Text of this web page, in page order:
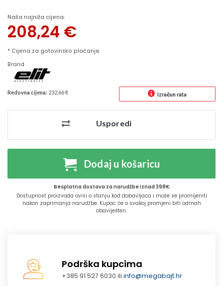
Naša najniža cijena:
208,24 €
* Cijena za gotovinsko plaćanje
Brand
Redovna cijena: 232.66 € Izračun rata
Usporedi
Dodaj u košaricu
Besplatna dostava za narudžbe iznad 398€
Dostupnost proizvoda ovisi o stanju kod dobavljača i može se promijeniti
nakon zaprimanja narudžbe. Kupac će o svakoj promjeni biti odmah
obaviješten.
Podrška kupcima
+385 91 527 6030 iliinfo@megabajt.hr